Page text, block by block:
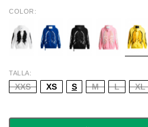
COLOR
TALLA
XXS XS S M L XL